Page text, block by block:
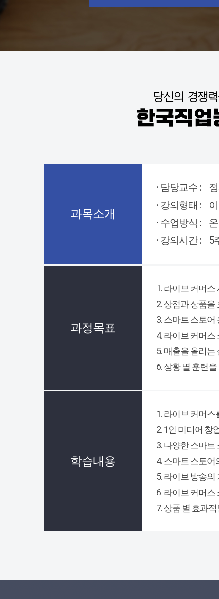
과목소개
· 담당교수 :
· 강의형태 :
· 수업방식 :
· 강의시간 :
5
과정목표
1. 라이브 커머스
2. 상점과 상품을
3. 스마트 스토어
4. 라이브 커머스
5. 매출을 올리는
6. 상황 별 훈련
학습내용
1. 라이브 커머스
2. 1인 미디어 창
3. 다양한 스마
4. 스마트 스토
5. 라이브 방송의
6. 라이브 커머
7. 상품 별 효과